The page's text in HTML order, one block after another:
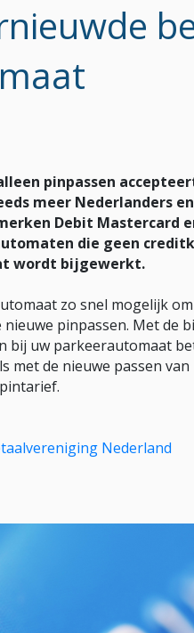
pinpassen
meer Nederlanders
Debit Mastercard
die geen
wordt bijgewerkt.
zo snel mogelijk
pinpassen. Met de
bij uw parkeerautomaat
met de nieuwe passen
Nederland